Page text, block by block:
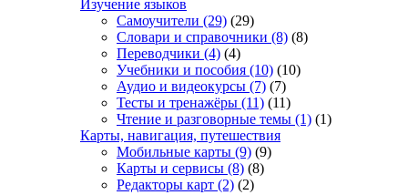
Изучение языков
Самоучители (29) (29)
Словари и справочники (8) (8)
Переводчики (4) (4)
Учебники и пособия (10) (10)
Аудио и видеокурсы (7) (7)
Тесты и тренажёры (11) (11)
Чтение и разговорные темы (1) (1)
Карты, навигация, путешествия
Мобильные карты (9) (9)
Карты и сервисы (8) (8)
Редакторы карт (2) (2)